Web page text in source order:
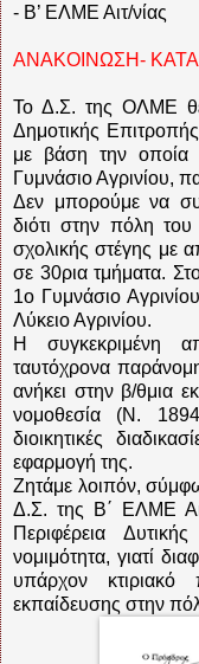
- Β’ ΕΛΜΕ Αιτ/νίας
ΑΝΑΚΟΙΝΩΣΗ-
Το Δ.Σ. της ΟΛΜΕ
Δημοτικής
με βάση την οποία
Γυμνάσιο Αγρινίου,
Δεν μπορούμε να
διότι στην πόλη
σχολικής στέγης με
σε 30ρια τμήματα.
1ο Γυμνάσιο
Λύκειο Αγρινίου.
Η συγκεκριμένη
ταυτόχρονα
ανήκει στην β/θμια
νομοθεσία (Ν.
διοικητικές
εφαρμογή της.
Ζητάμε λοιπόν,
Δ.Σ. της Β΄ ΕΛΜΕ
Περιφέρεια
νομιμότητα, γιατί
υπάρχον
εκπαίδευσης στην